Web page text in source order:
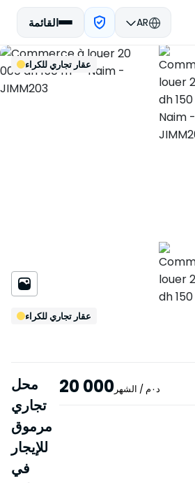
AR القائمة
الرجوع المغرب
مكناس
Naim
JIMM203 عقار تجاري للكراء
عقار تجاري للكراء
محل
تجاري
مرموق
للإيجار
في
20 000 د٠م / الشهر